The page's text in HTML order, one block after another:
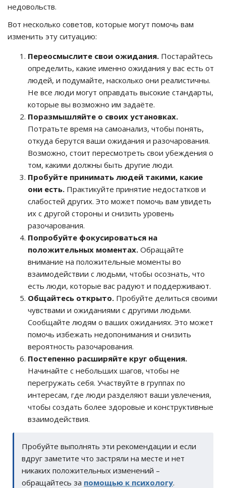
недовольств.
Вот несколько советов, которые могут помочь вам
изменить эту ситуацию:
Переосмыслите свои ожидания. Постарайтесь
определить, какие именно ожидания у вас есть от
людей, и подумайте, насколько они реалистичны.
Не все люди могут оправдать высокие стандарты,
которые вы возможно им задаёте.
Поразмышляйте о своих установках.
Потратьте время на самоанализ, чтобы понять,
откуда берутся ваши ожидания и разочарования.
Возможно, стоит пересмотреть свои убеждения о
том, какими должны быть другие люди.
Пробуйте принимать людей такими, какие
они есть. Практикуйте принятие недостатков и
слабостей других. Это может помочь вам увидеть
их с другой стороны и снизить уровень
разочарования.
Попробуйте фокусироваться на
положительных моментах. Обращайте
внимание на положительные моменты во
взаимодействии с людьми, чтобы осознать, что
есть люди, которые вас радуют и поддерживают.
Общайтесь открыто. Пробуйте делиться своими
чувствами и ожиданиями с другими людьми.
Сообщайте людям о ваших ожиданиях. Это может
помочь избежать недопонимания и снизить
вероятность разочарования.
Постепенно расширяйте круг общения.
Начинайте с небольших шагов, чтобы не
перегружать себя. Участвуйте в группах по
интересам, где люди разделяют ваши увлечения,
чтобы создать более здоровые и конструктивные
взаимодействия.
Пробуйте выполнять эти рекомендации и если
вдруг заметите что застряли на месте и нет
никаких положительных изменений –
обращайтесь за помощью к психологу.